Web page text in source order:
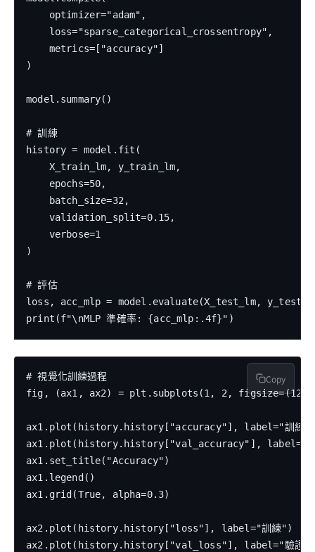
    optimizer="adam",
    loss="sparse_categorical_crossentropy",
    metrics=["accuracy"]
)
model.summary()
# 訓練
history = model.fit(
    X_train_lm, y_train_lm,
    epochs=50,
    batch_size=32,
    validation_split=0.15,
    verbose=1
)
# 評估
loss, acc_mlp = model.evaluate(X_test_lm,
# 視覺化訓練過程
fig, (ax1, ax2) = plt.subplots(1, 2, figsize=(12,
ax1.plot(history.history["accuracy"], label="訓練
ax1.plot(history.history["val_accuracy"], label="
ax1.set_title("Accuracy")
ax1.legend()
ax1.grid(True, alpha=0.3)
ax2.plot(history.history["loss"], label="訓練")
ax2.plot(history.history["val_loss"], label="驗證
Copy